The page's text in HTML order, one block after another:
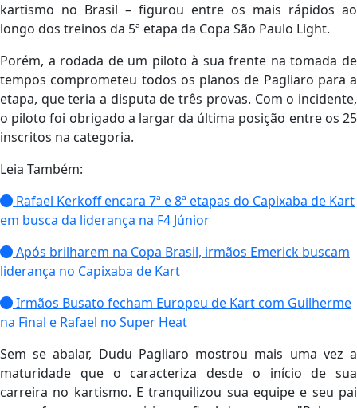
kartismo no Brasil – figurou entre os mais rápidos ao
longo dos treinos da 5ª etapa da Copa São Paulo Light.
Porém, a rodada de um piloto à sua frente na tomada de
tempos comprometeu todos os planos de Pagliaro para a
etapa, que teria a disputa de três provas. Com o incidente,
o piloto foi obrigado a largar da última posição entre os 25
inscritos na categoria.
Leia Também:
Rafael Kerkoff encara 7ª e 8ª etapas do Capixaba de Kart
em busca da liderança na F4 Júnior
Após brilharem na Copa Brasil, irmãos Emerick buscam
liderança no Capixaba de Kart
Irmãos Busato fecham Europeu de Kart com Guilherme
na Final e Rafael no Super Heat
Sem se abalar, Dudu Pagliaro mostrou mais uma vez a
maturidade que o caracteriza desde o início de sua
carreira no kartismo. E tranquilizou sua equipe e seu pai